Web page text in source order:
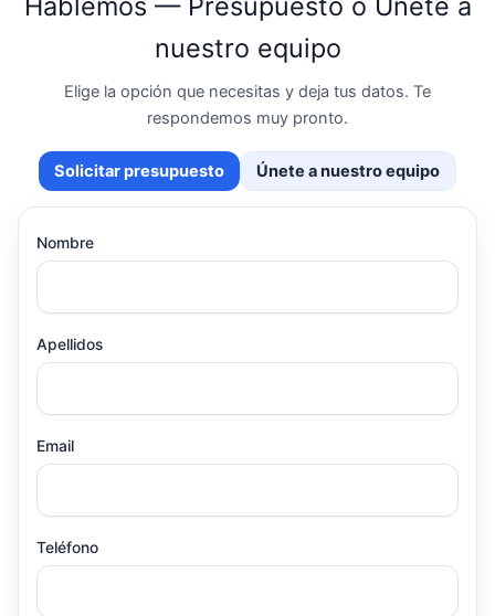
nuestro equipo
Elige la opción que necesitas y deja tus datos. Te
respondemos muy pronto.
Solicitar presupuesto Únete a nuestro equipo
Nombre
Apellidos
Email
Teléfono